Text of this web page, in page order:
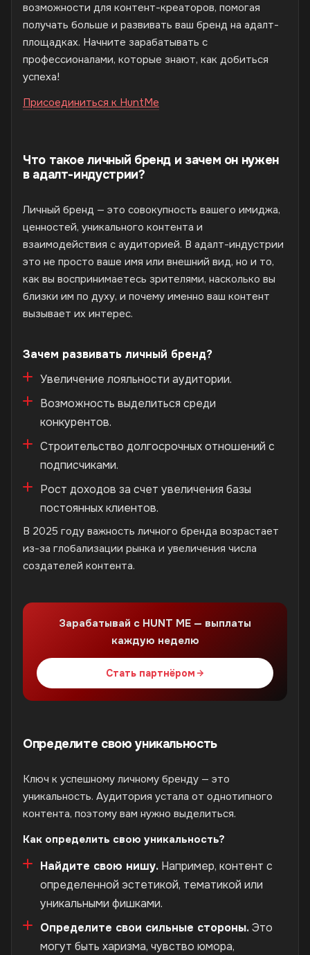
возможности для контент-креаторов, помогая
получать больше и развивать ваш бренд на адалт-
площадках. Начните зарабатывать с
профессионалами, которые знают, как добиться
успеха!
Присоединиться к HuntMe
Что такое личный бренд и зачем он нужен
в адалт-индустрии?
Личный бренд — это совокупность вашего имиджа,
ценностей, уникального контента и
взаимодействия с аудиторией. В адалт-индустрии
это не просто ваше имя или внешний вид, но и то,
как вы воспринимаетесь зрителями, насколько вы
близки им по духу, и почему именно ваш контент
вызывает их интерес.
Зачем развивать личный бренд?
Увеличение лояльности аудитории.
Возможность выделиться среди
конкурентов.
Строительство долгосрочных отношений с
подписчиками.
Рост доходов за счет увеличения базы
постоянных клиентов.
В 2025 году важность личного бренда возрастает
из-за глобализации рынка и увеличения числа
создателей контента.
Зарабатывай с HUNT ME — выплаты
каждую неделю
Стать партнёром
Определите свою уникальность
Ключ к успешному личному бренду — это
уникальность. Аудитория устала от однотипного
контента, поэтому вам нужно выделиться.
Как определить свою уникальность?
Найдите свою нишу. Например, контент с
определенной эстетикой, тематикой или
уникальными фишками.
Определите свои сильные стороны.Это
могут быть харизма, чувство юмора,